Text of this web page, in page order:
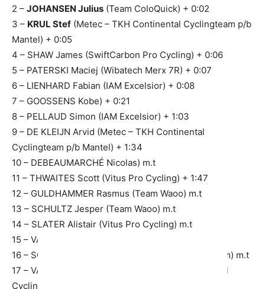
2 – JOHANSEN Julius (Team ColoQuick) + 0:02
3 – KRUL Stef (Metec – TKH Continental Cyclingteam p/b
Mantel) + 0:05
4 – SHAW James (SwiftCarbon Pro Cycling) + 0:06
5 – PATERSKI Maciej (Wibatech Merx 7R) + 0:07
6 – LIENHARD Fabian (IAM Excelsior) + 0:08
7 – GOOSSENS Kobe) + 0:21
8 – PELLAUD Simon (IAM Excelsior) + 1:03
9 – DE KLEIJN Arvid (Metec – TKH Continental
Cyclingteam p/b Mantel) + 1:34
10 – DEBEAUMARCHÉ Nicolas) m.t
11 – THWAITES Scott (Vitus Pro Cycling) + 1:47
12 – GULDHAMMER Rasmus (Team Waoo) m.t
13 – SCHULTZ Jesper (Team Waoo) m.t
14 – SLATER Alistair (Vitus Pro Cycling) m.t
15 – VANDENABEELE Henri) m.t
16 – SCHLEGEL Michal (Elkov – Author Cycling Team) m.t
17 – VAN DEN DOOL Jens (Metec – TKH Continental
Cyclingteam p/b Mantel) + 1:52